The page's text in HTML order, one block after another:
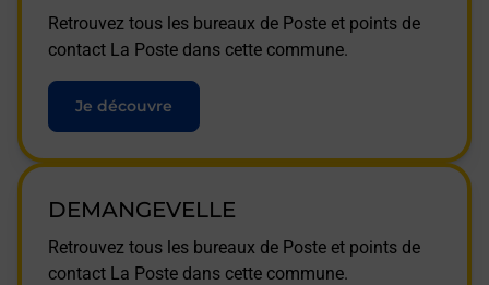
Retrouvez tous les bureaux de Poste et points de
contact La Poste dans cette commune.
Je découvre
DEMANGEVELLE
Retrouvez tous les bureaux de Poste et points de
contact La Poste dans cette commune.